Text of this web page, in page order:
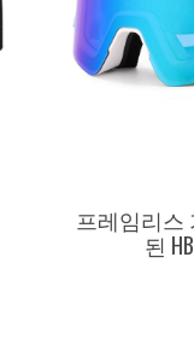
프레임리스
된